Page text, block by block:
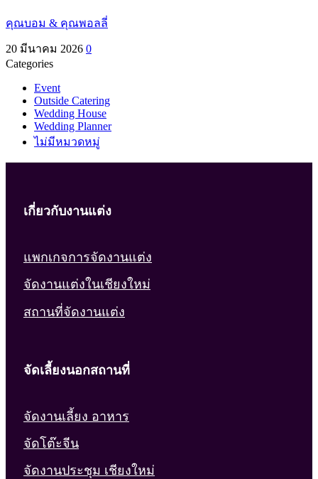
คุณบอม & คุณพอลลี่
20 มีนาคม 2026 0
Categories
Event
Outside Catering
Wedding House
Wedding Planner
ไม่มีหมวดหมู่
เกี่ยวกับงานแต่ง
แพกเกจการจัดงานแต่ง
จัดงานแต่งในเชียงใหม่
สถานที่จัดงานแต่ง
จัดเลี้ยงนอกสถานที่
จัดงานเลี้ยง อาหาร
จัดโต๊ะจีน
จัดงานประชุม เชียงใหม่